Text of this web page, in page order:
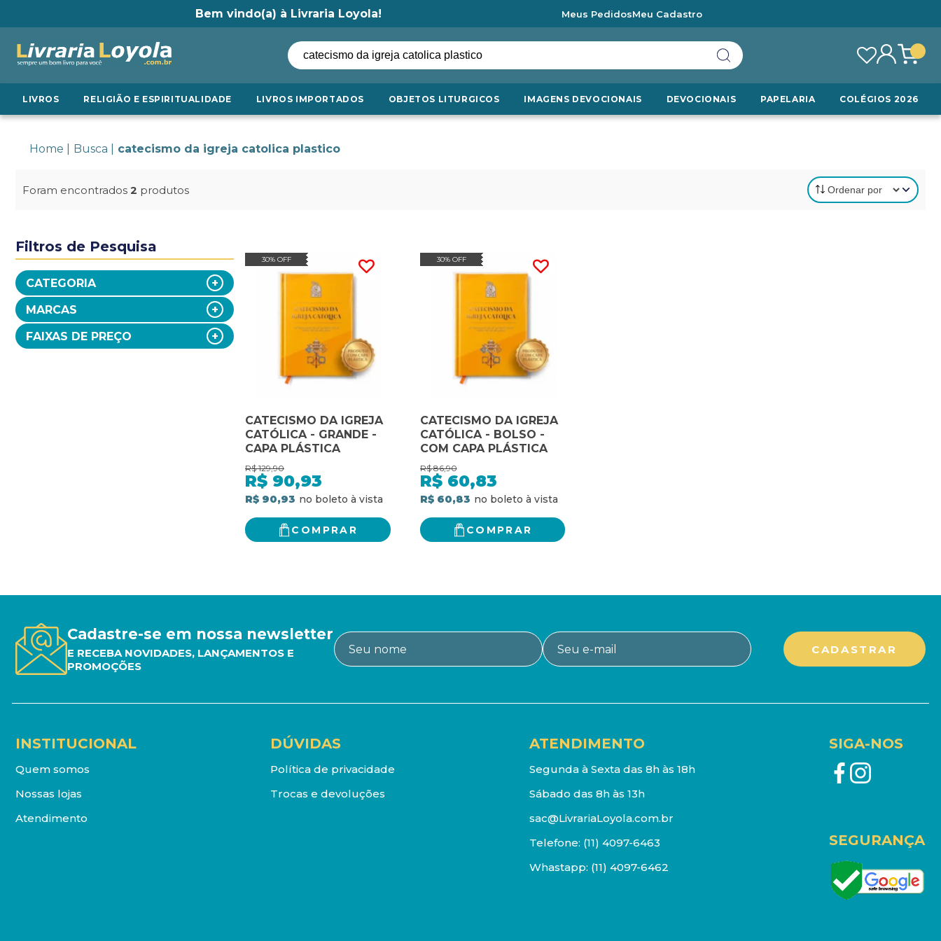
Bem vindo(a) à Livraria Loyola! Meus PedidosMeu Cadastro
LIVROS RELIGIÃO E ESPIRITUALIDADE LIVROS IMPORTADOS OBJETOS LITURGICOS IMAGENS DEVOCIONAIS DEVOCIONAIS PAPELARIA COLÉGIOS 2026
Home Busca catecismo da igreja catolica plastico
Foram encontrados 2 produtos
Filtros de Pesquisa
CATEGORIA
MARCAS
FAIXAS DE PREÇO
30% OFF
CATECISMO DA IGREJA
CATÓLICA - GRANDE -
CAPA PLÁSTICA
R$ 129,90
R$ 90,93
R$ 90,93
COMPRAR
30% OFF
CATECISMO DA IGREJA
CATÓLICA - BOLSO -
COM CAPA PLÁSTICA
R$ 86,90
R$ 60,83
R$ 60,83
COMPRAR
Cadastre-se em nossa newsletter
E RECEBA NOVIDADES, LANÇAMENTOS E
PROMOÇÕES
INSTITUCIONAL
Quem somos
Nossas lojas
Atendimento
DÚVIDAS
Política de privacidade
Trocas e devoluções
ATENDIMENTO
Segunda à Sexta das 8h às 18h
Sábado das 8h às 13h
sac@LivrariaLoyola.com.br
Telefone: (11) 4097-6463
Whastapp: (11) 4097-6462
SIGA-NOS
SEGURANÇA